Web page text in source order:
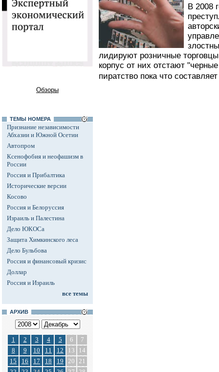
Обзоры
ТЕМЫ НОМЕРА
Признание независимости
Абхазии и Южной Осетии
Автопром
Ксенофобия и неофашизм в
России
Россия и Прибалтика
Исторические версии
Косово
Россия и Белоруссия
Израиль и Палестина
Дело ЮКОСа
Защита Химкинского леса
Дело Бульбова
Россия и финансовый кризис
Доллар
Россия и Израиль
все темы
АРХИВ
1 2 3 4 5 6
7
8
9 10 11 12 13
14
15
16 17 18 19 20 21
В 2008
лидируют розничные
корпус от них отстают
пиратство пока что